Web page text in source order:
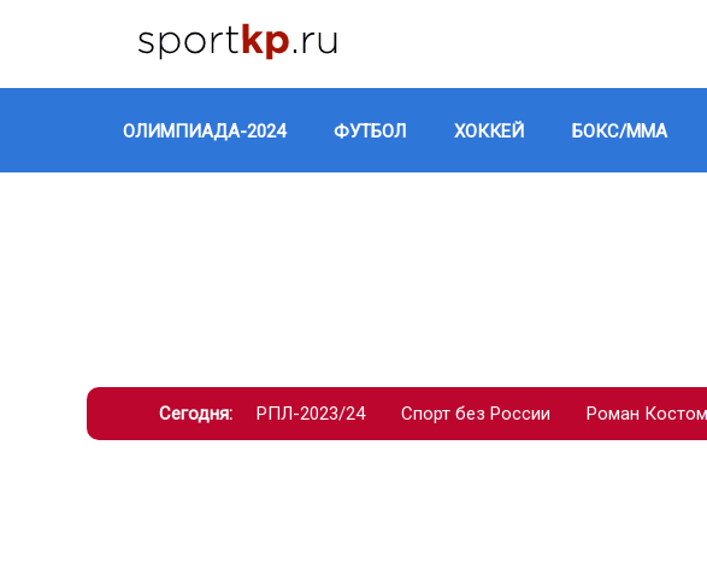
ОЛИМПИАДА-2024 ФУТБОЛ ХОККЕЙ БОКС/ММА
Сегодня: РПЛ-2023/24 Спорт без России Роман